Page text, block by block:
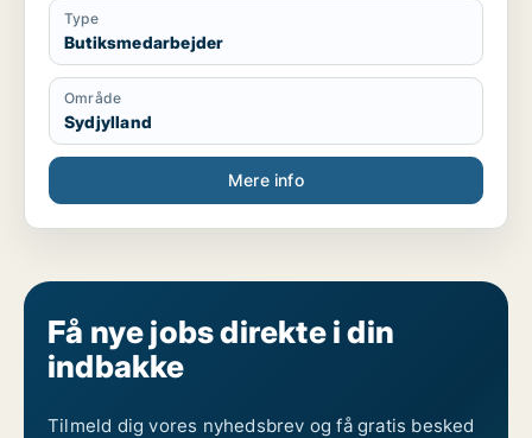
Type
Butiksmedarbejder
Område
Sydjylland
Mere info
Få nye jobs direkte i din
indbakke
Tilmeld dig vores nyhedsbrev og få gratis besked